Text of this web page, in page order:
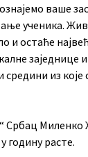
ваше
ученика.
и остаће
заједнице
из које
Србац Миленко
годину расте.